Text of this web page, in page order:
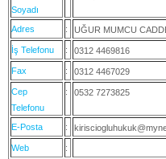
Soyadı
Adres : UĞUR MUMCU
İş Telefonu : 0312 4469816
Fax : 0312 4467029
Cep
Telefonu
: 0532 7273825
E-Posta :
Web :